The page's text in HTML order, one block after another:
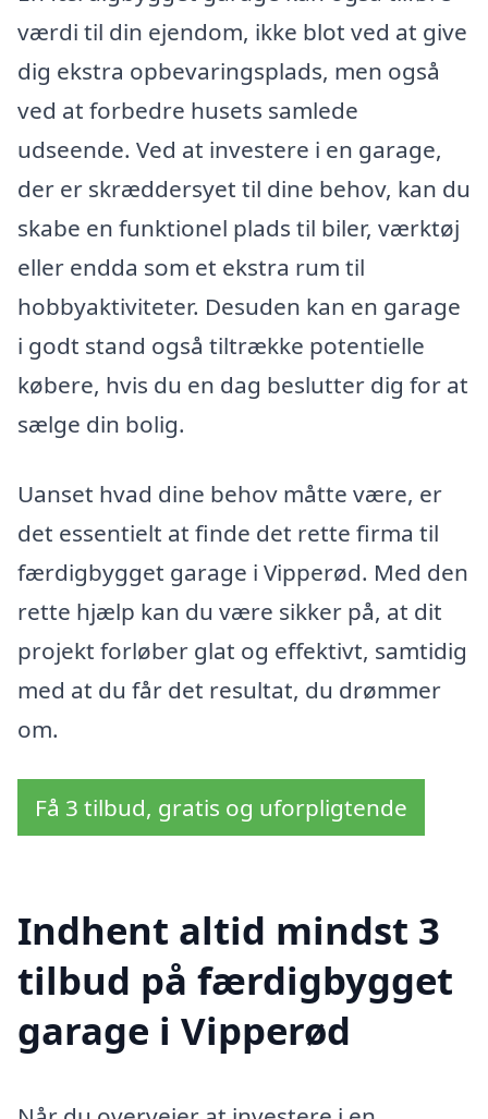
værdi til din ejendom, ikke blot ved at give
dig ekstra opbevaringsplads, men også
ved at forbedre husets samlede
udseende. Ved at investere i en garage,
der er skræddersyet til dine behov, kan du
skabe en funktionel plads til biler, værktøj
eller endda som et ekstra rum til
hobbyaktiviteter. Desuden kan en garage
i godt stand også tiltrække potentielle
købere, hvis du en dag beslutter dig for at
sælge din bolig.
Uanset hvad dine behov måtte være, er
det essentielt at finde det rette firma til
færdigbygget garage i Vipperød. Med den
rette hjælp kan du være sikker på, at dit
projekt forløber glat og effektivt, samtidig
med at du får det resultat, du drømmer
om.
Få 3 tilbud, gratis og uforpligtende
Indhent altid mindst 3
tilbud på færdigbygget
garage i Vipperød